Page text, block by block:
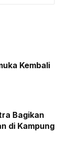
Kembali
Bagikan
di Kampung